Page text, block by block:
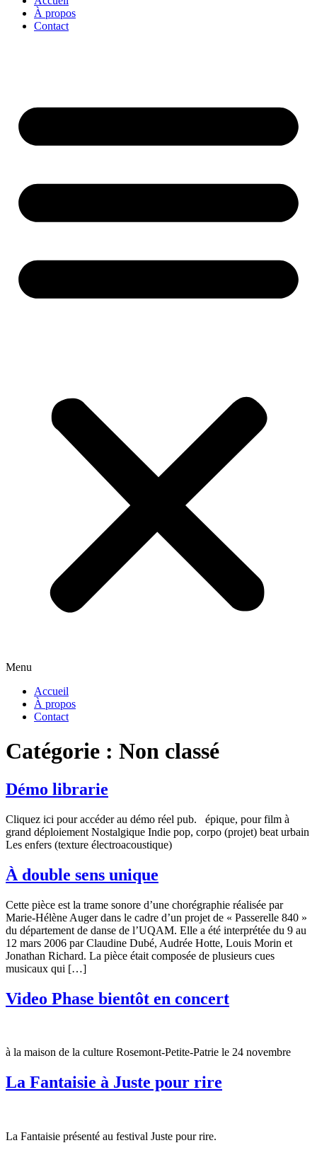
À propos
Contact
Menu
Accueil
À propos
Contact
Catégorie : Non classé
Démo librarie
Cliquez ici pour accéder au démo réel pub. épique, pour film à
grand déploiement Nostalgique Indie pop, corpo (projet) beat urbain
Les enfers (texture électroacoustique)
À double sens unique
Cette pièce est la trame sonore d’une chorégraphie réalisée par
Marie-Hélène Auger dans le cadre d’un projet de « Passerelle 840 »
du département de danse de l’UQAM. Elle a été interprétée du 9 au
12 mars 2006 par Claudine Dubé, Audrée Hotte, Louis Morin et
Jonathan Richard. La pièce était composée de plusieurs cues
musicaux qui […]
Video Phase bientôt en concert
à la maison de la culture Rosemont-Petite-Patrie le 24 novembre
La Fantaisie à Juste pour rire
La Fantaisie présenté au festival Juste pour rire.